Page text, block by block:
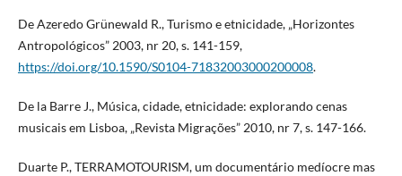
De Azeredo Grünewald R., Turismo e etnicidade, „Horizontes
Antropológicos” 2003, nr 20, s. 141-159,
https://doi.org/10.1590/S0104-71832003000200008.
De la Barre J., Música, cidade, etnicidade: explorando cenas
musicais em Lisboa, „Revista Migrações” 2010, nr 7, s. 147-166.
Duarte P., TERRAMOTOURISM, um documentário medíocre mas